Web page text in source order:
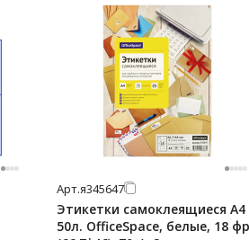
Арт.я345647
Этикетки самоклеящиеся А4
50л. OfficeSpace, белые, 18